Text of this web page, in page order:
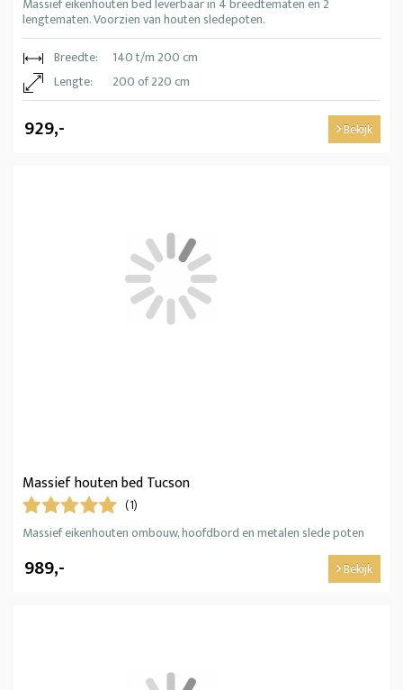
lengtematen. Voorzien van houten sledepoten.
Breedte:
140 t/m 200 cm
Lengte:
200 of 220 cm
929,- Bekijk
Massief houten bed Tucson
(1)
Massief eikenhouten ombouw, hoofdbord en metalen slede poten
989,- Bekijk